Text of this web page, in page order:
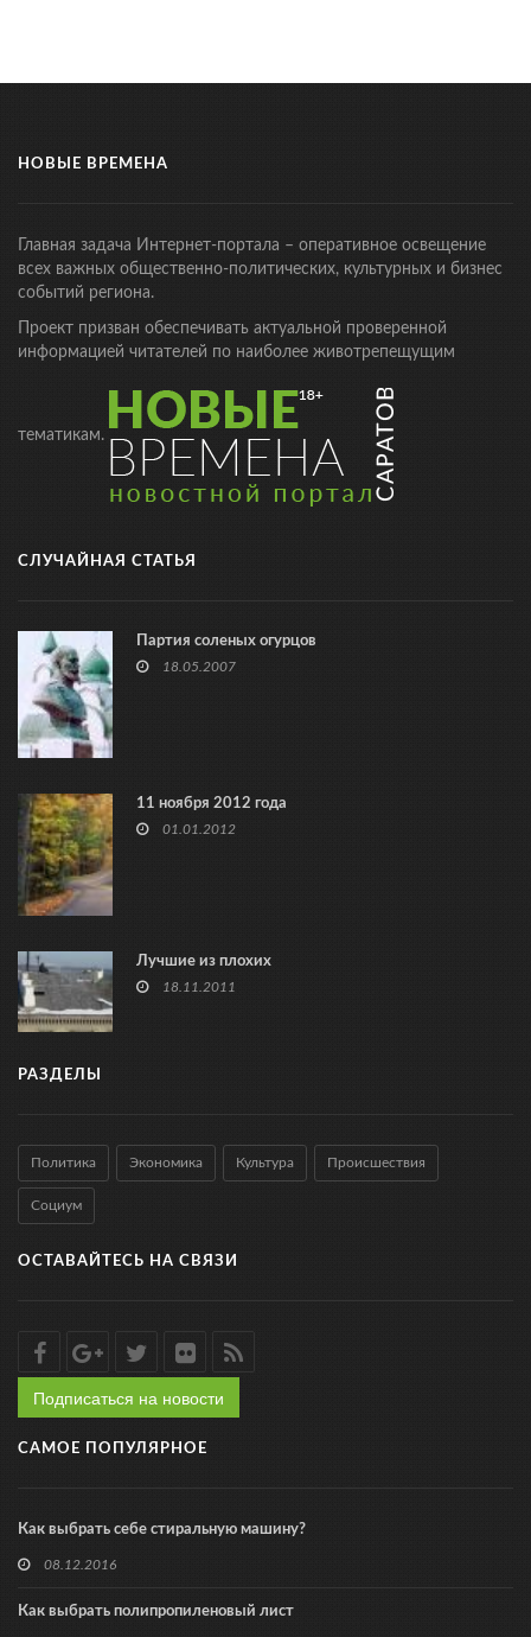
НОВЫЕ ВРЕМЕНА
Главная задача Интернет-портала – оперативное освещение
всех важных общественно-политических, культурных и бизнес
событий региона.
Проект призван обеспечивать актуальной проверенной
информацией читателей по наиболее животрепещущим
тематикам.
СЛУЧАЙНАЯ СТАТЬЯ
Партия соленых огурцов
18.05.2007
11 ноября 2012 года
01.01.2012
Лучшие из плохих
18.11.2011
РАЗДЕЛЫ
Политика Экономика Культура Происшествия
Социум
ОСТАВАЙТЕСЬ НА СВЯЗИ
Подписаться на новости
САМОЕ ПОПУЛЯРНОЕ
Как выбрать себе стиральную машину?
08.12.2016
Как выбрать полипропиленовый лист